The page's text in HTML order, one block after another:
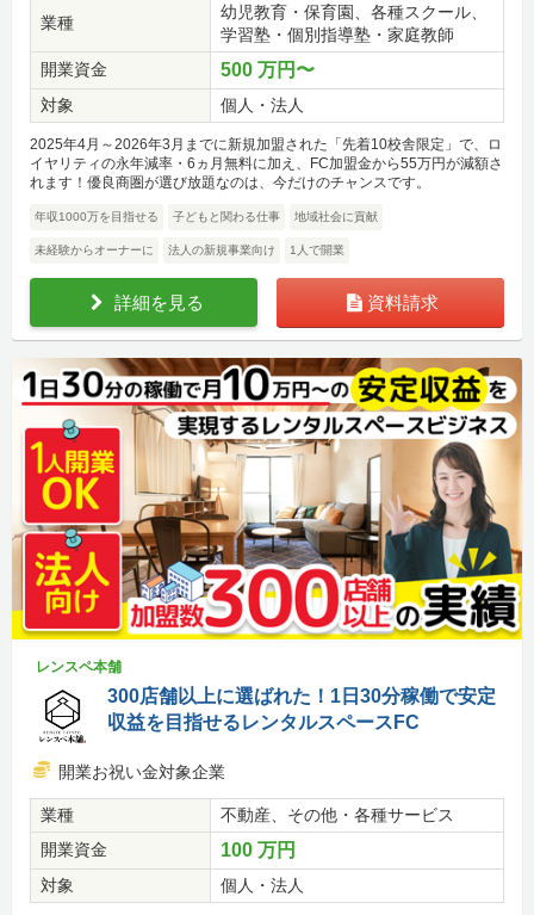
業種
幼児教育・保育園、各種スクール、
学習塾・個別指導塾・家庭教師
開業資金
500 万円〜
対象 個人・法人
2025年4月～2026年3月までに新規加盟された「先着10校舎限定」で、ロ
イヤリティの永年減率・6ヵ月無料に加え、FC加盟金から55万円が減額さ
れます！優良商圏が選び放題なのは、今だけのチャンスです。
年収1000万を目指せる 子どもと関わる仕事 地域社会に貢献
未経験からオーナーに 法人の新規事業向け 1人で開業
詳細を見る 資料請求
レンスペ本舗
300店舗以上に選ばれた！1日30分稼働で安定
収益を目指せるレンタルスペースFC
開業お祝い金対象企業
業種
不動産、その他・各種サービス
開業資金
100 万円
対象 個人・法人